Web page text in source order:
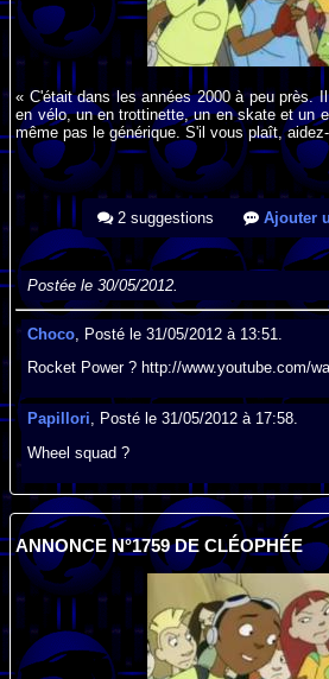
« C'était dans les années 2000 à peu près.
en vélo, un en trottinette, un en skate et un
même pas le générique. S'il vous plaît,
2 suggestions Ajouter
Postée le 30/05/2012.
Choco , Posté le 31/05/2012 à 13:51.
Rocket Power ? http://www.youtube.com/
Papillori, Posté le 31/05/2012 à 17:58.
Wheel squad ?
ANNONCE N°1759 DE CLÉOPHÉE